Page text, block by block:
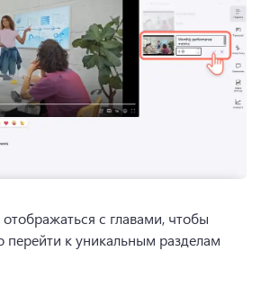
с главами, чтобы
перейти к уникальным разделам